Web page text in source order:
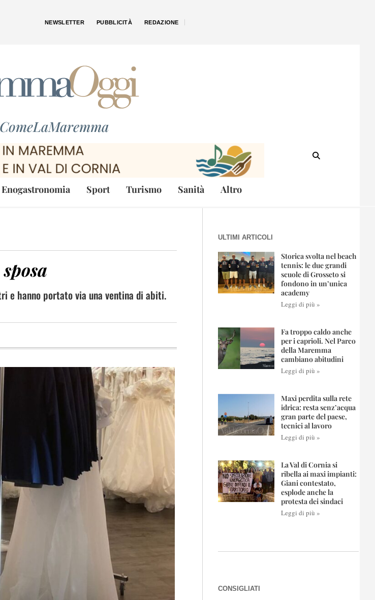
NEWSLETTER PUBBLICITÀ REDAZIONE
Enogastronomia Sport Turismo Sanità Altro
e hanno portato via una ventina di abiti.
ULTIMI ARTICOLI
Storica svolta nel beach
tennis: le due grandi
scuole di Grosseto si
fondono in un’unica
academy
Leggi di più »
Fa troppo caldo anche
per i caprioli. Nel Parco
della Maremma
cambiano abitudini
Leggi di più »
Maxi perdita sulla rete
idrica: resta senz’acqua
gran parte del paese,
tecnici al lavoro
Leggi di più »
La Val di Cornia si
ribella ai maxi impianti:
Giani contestato,
esplode anche la
protesta dei sindaci
Leggi di più »
CONSIGLIATI